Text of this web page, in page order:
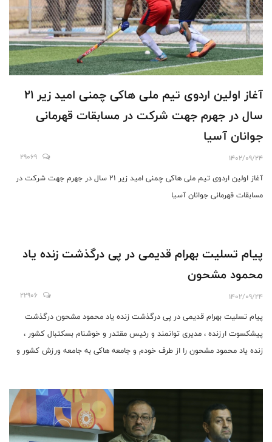
آغاز اولین اردوی تیم ملی هاکی چمنی امید زیر ۲۱
سال در جهرم جهت شرکت در مسابقات قهرمانی
جوانان آسیا
1402/09/24
29069
آغاز اولین اردوی تیم ملی هاکی چمنی امید زیر ۲۱ سال در جهرم جهت شرکت در
مسابقات قهرمانی جوانان آسیا
‌پیام تسلیت بهرام قدیمی در پی درگذشت زنده یاد
محمود مشحون
1402/09/24
22906
‌پیام تسلیت بهرام قدیمی در پی درگذشت زنده یاد محمود مشحون درگذشت
پیشکسوت ارزنده ، مدیری توانمند و رئیس مقتدر و خوشنام بسکتبال کشور ،
زنده یاد محمود مشحون را از طرف خودم و جامعه هاکی به جامعه ورزش کشور و
جمهوری اسلامی ایران